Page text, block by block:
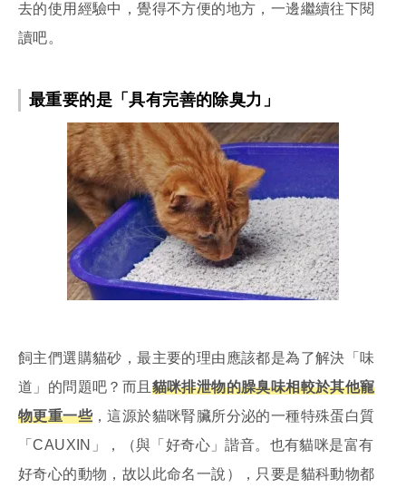
去的使用經驗中，覺得不方便的地方，一邊繼續往下閱
讀吧。
最重要的是「具有完善的除臭力」
飼主們選購貓砂，最主要的理由應該都是為了解決「味
道」的問題吧？而且 貓咪排泄物的臊臭味相較於其他寵
物更重一些，這源於貓咪腎臟所分泌的一種特殊蛋白質
「CAUXIN」，（與「好奇心」諧音。也有貓咪是富有
好奇心的動物，故以此命名一說），只要是貓科動物都